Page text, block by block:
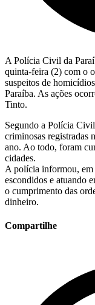
A Polícia Civil da
quinta-feira (2) com o
suspeitos de
Paraíba. As ações
Tinto.
Segundo a Polícia
criminosas registradas
ano. Ao todo, foram
cidades.
A polícia informou, em
escondidos e atuando
o cumprimento das
dinheiro.
Compartilhe